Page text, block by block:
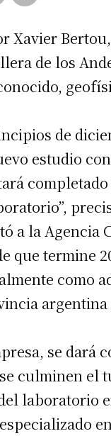
Xavier
de los
de
estudio
a la Agencia
que termine
como
argentina
se
culminen el
laboratorio